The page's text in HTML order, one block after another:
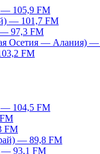
— 105,9 FM
— 101,7 FM
97,3 FM
Осетия — Алания)
FM
— 104,5 FM
FM
— 89,8 FM
— 93,1 FM